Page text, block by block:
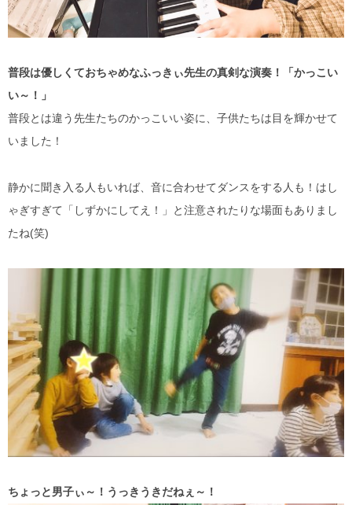
普段は優しくておちゃめなふっきぃ先生の真剣な演奏！「かっこい
い～！」
普段とは違う先生たちのかっこいい姿に、子供たちは目を輝かせて
いました！
静かに聞き入る人もいれば、音に合わせてダンスをする人も！はし
ゃぎすぎて「しずかにしてえ！」と注意されたりな場面もありまし
たね(笑)
ちょっと男子ぃ～！うっきうきだねぇ～！